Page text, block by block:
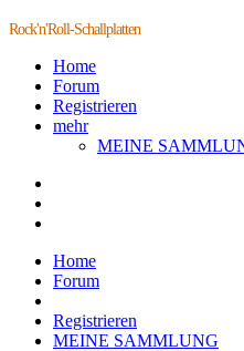
Rock'n'Roll-Schallplatten
Home
Forum
Registrieren
mehr
MEINE
Home
Forum
Registrieren
MEINE SAMMLUNG